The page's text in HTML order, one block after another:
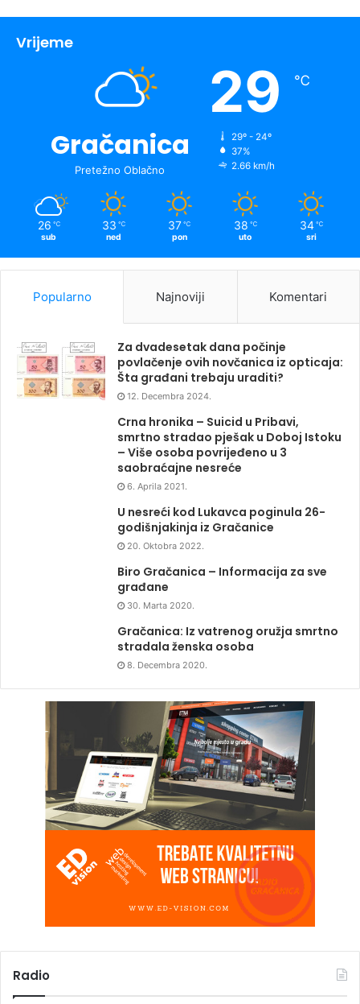
Vrijeme
Gračanica
Pretežno Oblačno
29 ℃
29º - 24º
37%
2.66 km/h
26 ℃
sub
33 ℃
ned
37 ℃
pon
38 ℃
uto
34 ℃
sri
Popularno Najnoviji Komentari
Za dvadesetak dana počinje
povlačenje ovih novčanica iz opticaja:
Šta građani trebaju uraditi?
12. Decembra 2024.
Crna hronika – Suicid u Pribavi,
smrtno stradao pješak u Doboj Istoku
– Više osoba povrijeđeno u 3
saobraćajne nesreće
6. Aprila 2021.
U nesreći kod Lukavca poginula 26-
godišnjakinja iz Gračanice
20. Oktobra 2022.
Biro Gračanica – Informacija za sve
građane
30. Marta 2020.
Gračanica: Iz vatrenog oružja smrtno
stradala ženska osoba
8. Decembra 2020.
Radio